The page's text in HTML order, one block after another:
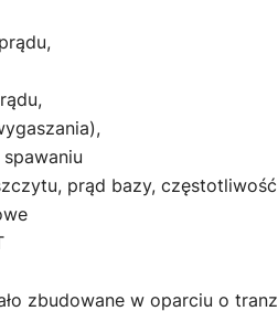
prąd bazy,
zbudowane w oparciu o